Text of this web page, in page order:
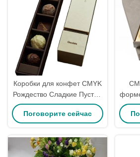
Коробки для конфет CMYK
Рождество Сладкие Пустые
Ассорти Шоколадные
Картонные Праздничные
Поговорите сейчас